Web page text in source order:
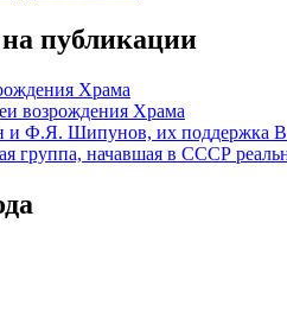
публикации
Храма
возрождения Храма
Ф.Я. Шипунов, их поддержка
группа, начавшая в СССР